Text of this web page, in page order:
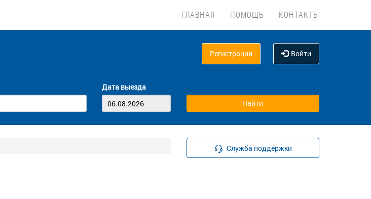
ГЛАВНАЯ ПОМОЩЬ КОНТАКТЫ
Регистрация Войти
Дата выезда
Служба поддержки